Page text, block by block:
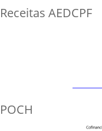
Receitas AEDCPF
POCH